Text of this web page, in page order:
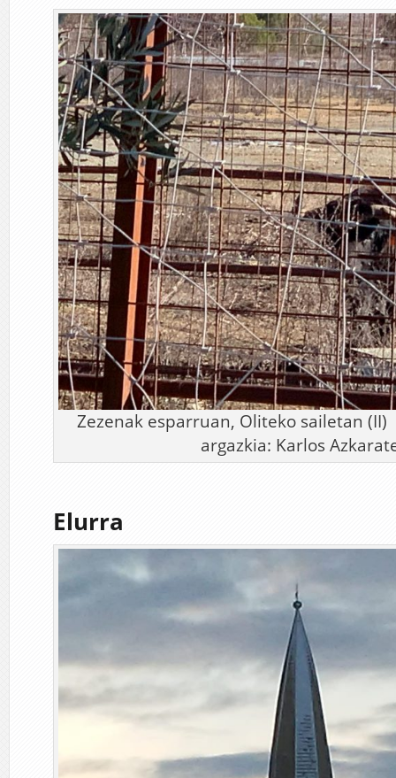
Zezenak esparruan,
argazkia: Karlos
Elurra